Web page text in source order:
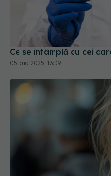
Ce se întâmplă cu cei
05 aug 2025, 13:09